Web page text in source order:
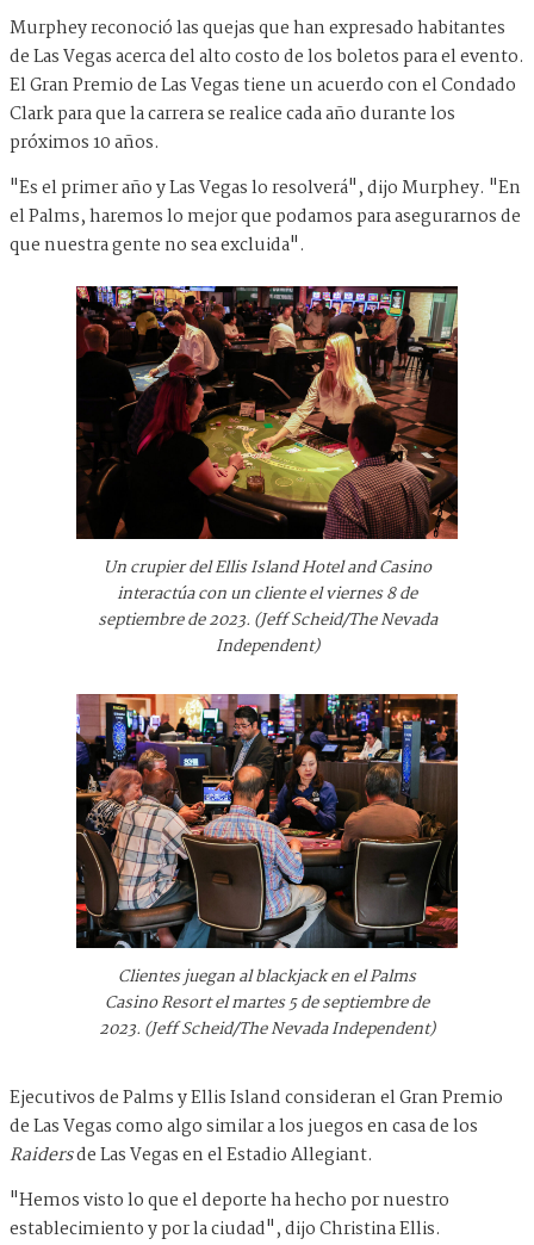
Murphey reconoció las quejas que han expresado habitantes
de Las Vegas acerca del alto costo de los boletos para el evento.
El Gran Premio de Las Vegas tiene un acuerdo con el Condado
Clark para que la carrera se realice cada año durante los
próximos 10 años.
"Es el primer año y Las Vegas lo resolverá", dijo Murphey. "En
el Palms, haremos lo mejor que podamos para asegurarnos de
que nuestra gente no sea excluida".
Un crupier del Ellis Island Hotel and Casino
interactúa con un cliente el viernes 8 de
septiembre de 2023. (Jeff Scheid/The Nevada
Independent)
Clientes juegan al blackjack en el Palms
Casino Resort el martes 5 de septiembre de
2023. (Jeff Scheid/The Nevada Independent)
Ejecutivos de Palms y Ellis Island consideran el Gran Premio
de Las Vegas como algo similar a los juegos en casa de los
Raidersde Las Vegas en el Estadio Allegiant.
"Hemos visto lo que el deporte ha hecho por nuestro
establecimiento y por la ciudad", dijo Christina Ellis.